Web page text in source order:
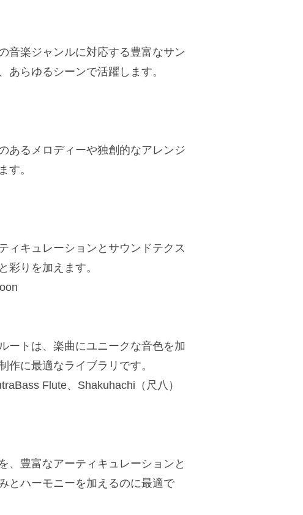
音楽ジャンルに対応する豊富なサン
らゆるシーンで活躍します。
あるメロディーや独創的なアレンジ
す。
ィキュレーションとサウンドテクス
彩りを加えます。
ートは、楽曲にユニークな音色を加
に最適なライブラリです。
Flute、Shakuhachi（尺八）
、豊富なアーティキュレーションと
とハーモニーを加えるのに最適で